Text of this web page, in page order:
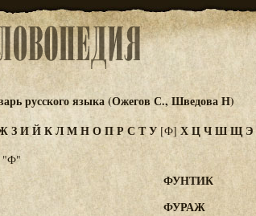
русского языка (Ожегов С., Шведова Н)
ЗИЙКЛМНОПРСТУ [Ф] ХЦЧШЩЭ
"Ф"
ФУНТИК
ФУРАЖ